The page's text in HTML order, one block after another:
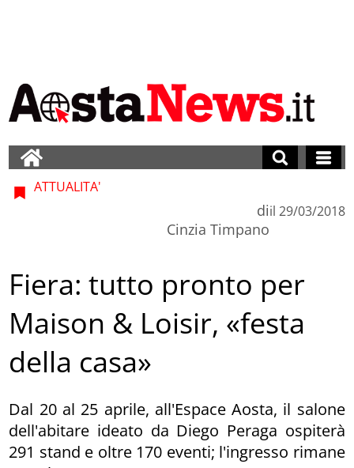
ATTUALITA'
di
Cinzia Timpano
il 29/03/2018
Fiera: tutto pronto per
Maison & Loisir, «festa
della casa»
Dal 20 al 25 aprile, all'Espace Aosta, il salone
dell'abitare ideato da Diego Peraga ospiterà
291 stand e oltre 170 eventi; l'ingresso rimane